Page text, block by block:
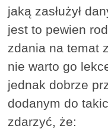
jaką zasłużył
jest to pewien
zdania na temat
nie warto go
jednak dobrze
dodanym do
zdarzyć, że: